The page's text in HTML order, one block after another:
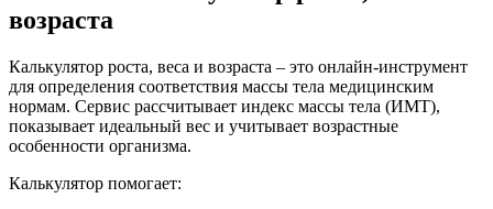
возраста
Калькулятор роста, веса и возраста – это онлайн-инструмент
для определения соответствия массы тела медицинским
нормам. Сервис рассчитывает индекс массы тела (ИМТ),
показывает идеальный вес и учитывает возрастные
особенности организма.
Калькулятор помогает: